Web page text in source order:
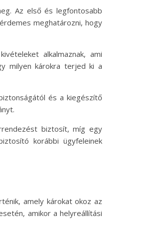
Az első és legfontosabb
meghatározni, hogy
alkalmaznak, ami
milyen károkra terjed ki a
és a kiegészítő
biztosít, míg egy
korábbi ügyfeleinek
amely károkat okoz az
amikor a helyreállítási